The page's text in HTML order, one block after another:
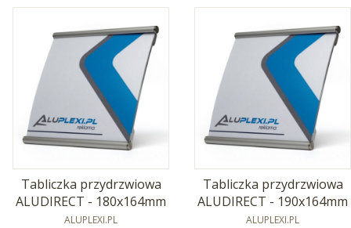
Tabliczka przydrzwiowa
ALUDIRECT - 180x164mm
PRODUCENT
ALUPLEXI.PL
Tabliczka przydrzwiowa
ALUDIRECT - 190x164mm
PRODUCENT
ALUPLEXI.PL